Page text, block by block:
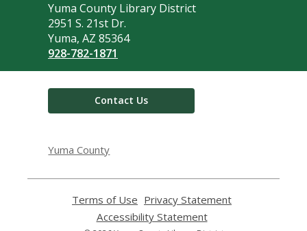
Contact
the
Library
Yuma County Library District
2951 S. 21st Dr.
Yuma, AZ 85364
928-782-1871
Contact Us
Yuma County
Terms of Use
opens
a
Privacy Statement
Accessibility Statement,